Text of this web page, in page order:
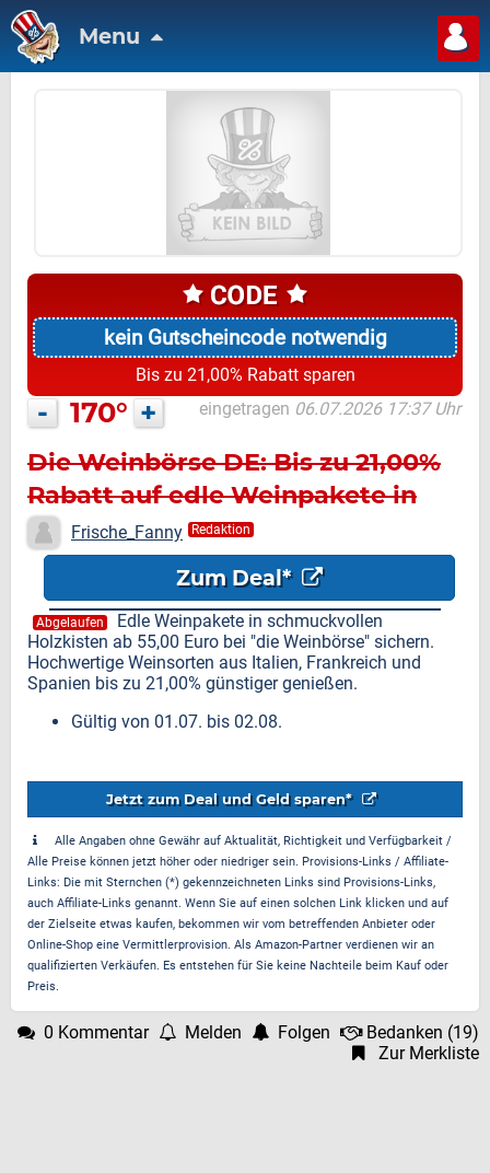
Menu
kein Gutscheincode notwendig
Bis zu 21,00% Rabatt sparen
- 170° + eingetragen 06.07.2026 17:37 Uhr
Die Weinbörse DE: Bis zu 21,00%
Rabatt auf edle Weinpakete in
Holzkisten
Frische_Fanny Redaktion
Zum Deal*
Abgelaufen
Edle Weinpakete in schmuckvollen
Holzkisten ab 55,00 Euro bei "die Weinbörse" sichern.
Hochwertige Weinsorten aus Italien, Frankreich und
Spanien bis zu 21,00% günstiger genießen.
Gültig von 01.07. bis 02.08.
Jetzt zum Deal und Geld sparen*
Alle Angaben ohne Gewähr auf Aktualität, Richtigkeit und Verfügbarkeit /
Alle Preise können jetzt höher oder niedriger sein. Provisions-Links / Affiliate-
Links: Die mit Sternchen (*) gekennzeichneten Links sind Provisions-Links,
auch Affiliate-Links genannt. Wenn Sie auf einen solchen Link klicken und auf
der Zielseite etwas kaufen, bekommen wir vom betreffenden Anbieter oder
Online-Shop eine Vermittlerprovision. Als Amazon-Partner verdienen wir an
qualifizierten Verkäufen. Es entstehen für Sie keine Nachteile beim Kauf oder
Preis.
0 Kommentar Melden Folgen Bedanken (19)
Zur Merkliste